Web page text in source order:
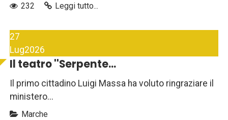
232
Leggi tutto...
27
Lug2026
Il teatro ''Serpente...
Il primo cittadino Luigi Massa ha voluto ringraziare il
ministero...
Marche